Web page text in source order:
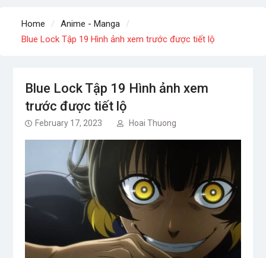
Lời bài hát Chúng Ta của Hiện Tại – Sơn Tùng M-
TP – Full lyrics bản chuẩn
Home
Anime - Manga
Blue Lock Tập 19 Hình ảnh xem trước được tiết lộ
Blue Lock Tập 19 Hình ảnh xem
trước được tiết lộ
February 17, 2023 Hoai Thuong